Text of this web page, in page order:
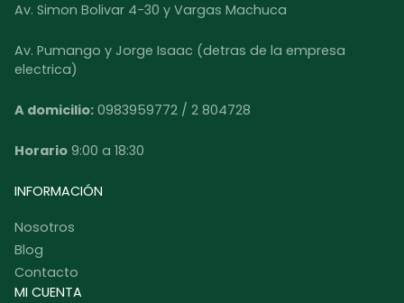
Av. Simon Bolivar 4-30 y Vargas Machuca
Av. Pumango y Jorge Isaac (detras de la empresa
electrica)
A domicilio: 0983959772 / 2 804728
Horario 9:00 a 18:30
INFORMACIÓN
Nosotros
Blog
Contacto
MI CUENTA